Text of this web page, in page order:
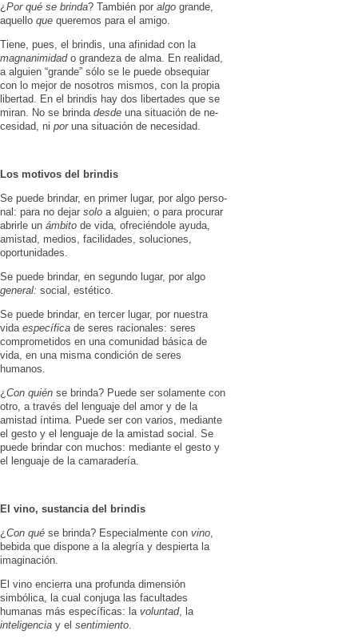
¿ Por qué se brinda? También por algo grande,
aquello que queremos para el amigo.
Tiene, pues, el brin­dis, una afinidad con la
magnanimidado grandeza de alma. En realidad,
a alguien “grande” sólo se le puede obsequiar
con lo mejor de noso­tros mismos, con la propia
libertad. En el brindis hay dos libertades que se
miran. No se brinda desde una situación de ne­
ce­sidad, ni poruna situación de nece­si­dad.
Los motivos del brindis
Se puede brindar, en primer lugar, por al­go perso­
nal: para no dejar solo a al­guien; o para procurar
abrirle un ámbito de vi­da, ofre­ciéndole ayuda,
amistad, me­dios, facili­dades, soluciones,
oportuni­dades.
Se puede brindar, en segundo lugar, por algo
gene­ral: social, estético.
Se puede brindar, en tercer lugar, por nuestra
vida espe­cífica de seres racionales: seres
compro­metidos en una comunidad básica de
vida, en una misma condición de seres
humanos.
¿ Con quién se brinda? Puede ser so­lamente con
otro, a través del lenguaje del amor y de la
amistad íntima. Puede ser con varios, mediante
el gesto y el len­guaje de la amistad social. Se
puede brindar con muchos: mediante el gesto y
el lenguaje de la camaradería.
El vino, sustancia del brindis
¿ Con qué se brinda? Especialmente con vino,
bebida que dispone a la alegría y despierta la
imaginación.
El vino encie­rra una profunda dimensión
simbólica, la cual conjuga las facultades
humanas más específicas: la voluntad, la
inteligencia y el sentimiento.